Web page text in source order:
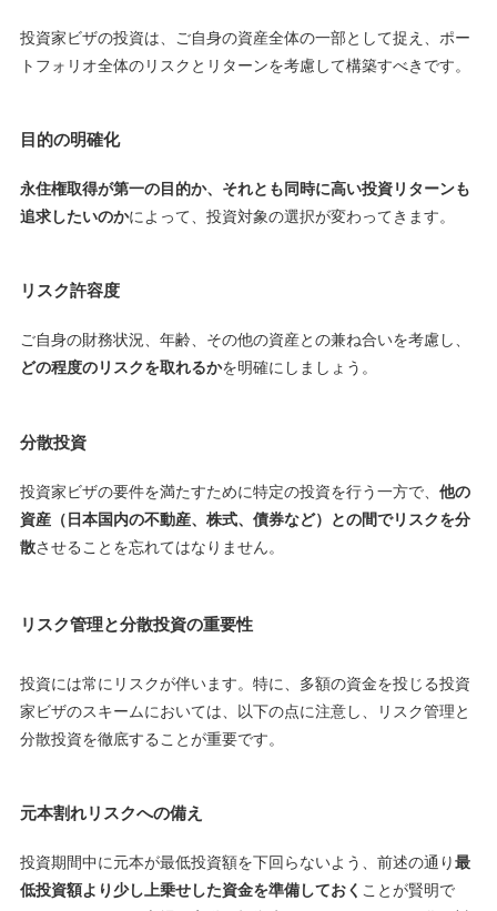
投資家ビザの投資は、ご自身の資産全体の一部として捉え、ポー
トフォリオ全体のリスクとリターンを考慮して構築すべきです。
目的の明確化
永住権取得が第一の目的か、それとも同時に高い投資リターンも
追求したいのかによって、投資対象の選択が変わってきます。
リスク許容度
ご自身の財務状況、年齢、その他の資産との兼ね合いを考慮し、
どの程度のリスクを取れるかを明確にしましょう。
分散投資
投資家ビザの要件を満たすために特定の投資を行う一方で、 他の
資産（日本国内の不動産、株式、債券など）との間でリスクを分
散させることを忘れてはなりません。
リスク管理と分散投資の重要性
投資には常にリスクが伴います。特に、多額の資金を投じる投資
家ビザのスキームにおいては、以下の点に注意し、リスク管理と
分散投資を徹底することが重要です。
元本割れリスクへの備え
投資期間中に元本が最低投資額を下回らないよう、前述の通り最
低投資額より少し上乗せした資金を準備しておく ことが賢明で